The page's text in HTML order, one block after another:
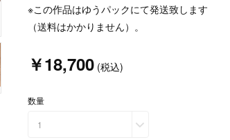
※この作品はゆうパックにて発送致します
（送料はかかりません）。
￥18,700 (税込)
数量
1